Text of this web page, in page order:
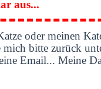
aus...
oder meinen
bitte zurück
Email... Meine